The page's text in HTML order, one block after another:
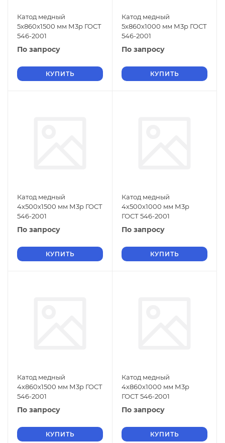
Катод медный
5х860х1500 мм М3р ГОСТ
546-2001
По запросу
КУПИТЬ
Катод медный
5х860х1000 мм М3р ГОСТ
546-2001
По запросу
КУПИТЬ
Катод медный
4х500х1500 мм М3р ГОСТ
546-2001
По запросу
КУПИТЬ
Катод медный
4х500х1000 мм М3р
ГОСТ 546-2001
По запросу
КУПИТЬ
Катод медный
4х860х1500 мм М3р ГОСТ
546-2001
По запросу
КУПИТЬ
Катод медный
4х860х1000 мм М3р
ГОСТ 546-2001
По запросу
КУПИТЬ